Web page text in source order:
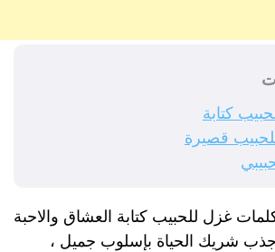
كتابة
قصيرة
غزل للحبيب كتابة العشاق والاحبة
شريك الحياة بإسلوب جميل ،